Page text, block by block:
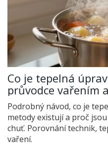
Co je tepelná
průvodce vařením
domácí kuchaře
Podrobný návod, co je
metody existují a proč
chuť. Porovnání technik,
vaření.